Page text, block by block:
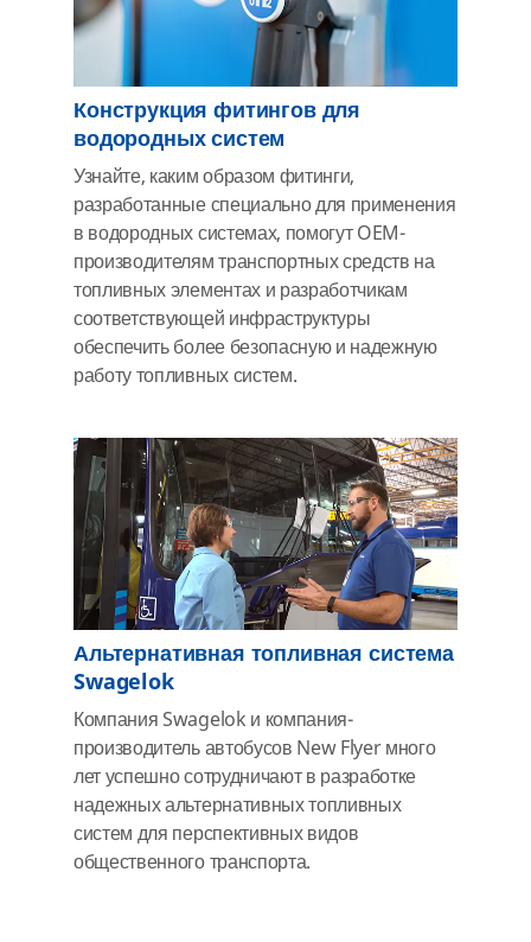
Конструкция фитингов для
водородных систем
Узнайте, каким образом фитинги,
разработанные специально для применения
в водородных системах, помогут OEM-
производителям транспортных средств на
топливных элементах и разработчикам
соответствующей инфраструктуры
обеспечить более безопасную и надежную
работу топливных систем.
Альтернативная топливная система
Swagelok
Компания Swagelok и компания-
производитель автобусов New Flyer много
лет успешно сотрудничают в разработке
надежных альтернативных топливных
систем для перспективных видов
общественного транспорта.